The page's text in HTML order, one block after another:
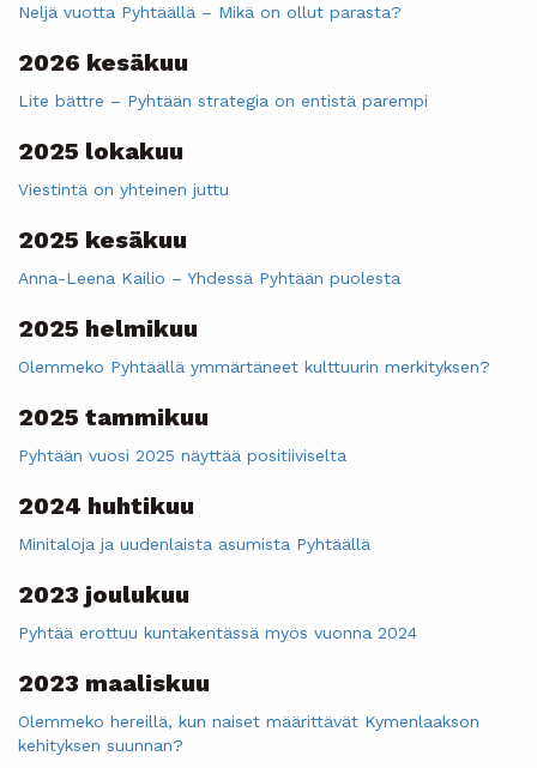
Neljä vuotta Pyhtäällä – Mikä on ollut parasta?
2026 kesäkuu
Lite bättre – Pyhtään strategia on entistä parempi
2025 lokakuu
Viestintä on yhteinen juttu
2025 kesäkuu
Anna-Leena Kailio – Yhdessä Pyhtään puolesta
2025 helmikuu
Olemmeko Pyhtäällä ymmärtäneet kulttuurin merkityksen?
2025 tammikuu
Pyhtään vuosi 2025 näyttää positiiviselta
2024 huhtikuu
Minitaloja ja uudenlaista asumista Pyhtäällä
2023 joulukuu
Pyhtää erottuu kuntakentässä myös vuonna 2024
2023 maaliskuu
Olemmeko hereillä, kun naiset määrittävät Kymenlaakson
kehityksen suunnan?